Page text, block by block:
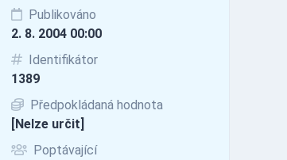
Publikováno
2. 8. 2004 00:00
Identifikátor
1389
Předpokládaná hodnota
[Nelze určit]
Poptávající